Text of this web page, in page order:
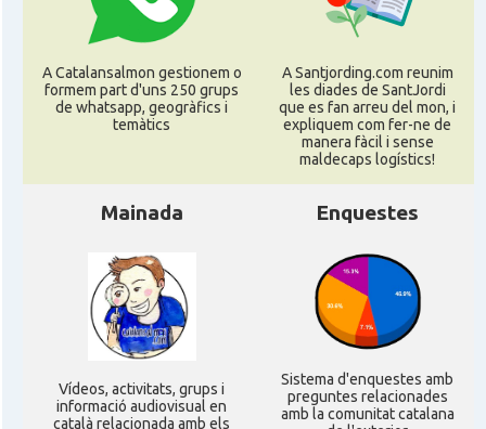
CAMON Catalans a TROYES
Casal
Casal
Casal Català de Grenoble (Maison de
Catalogne)
Casal
Casal Català de Nantes "Tirant lo
Casal Casal Català de Tolosa de Llenguadoc
A Catalansalmon gestionem o
formem part d'uns 250 grups
de whatsapp, geogràfics i
temàtics
A Santjording.com reunim
les diades de SantJordi
que es fan arreu del mon, i
expliquem com fer-ne de
manera fàcil i sense
maldecaps logí­stics!
Mainada
Ví­deos, activitats, grups i
informació audiovisual en
català relacionada amb els
Enquestes
Sistema d'enquestes amb
preguntes relacionades
amb la comunitat catalana